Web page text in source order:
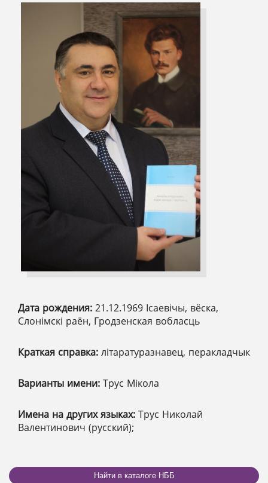
Дата рождения: 21.12.1969 Ісаевічы, вёска,
Слонімскі раён, Гродзенская вобласць
Краткая справка: літаратуразнавец, перакладчык
Варианты имени: Трус Мікола
Имена на других языках: Трус Николай
Валентинович (русский);
Найти в каталоге НББ